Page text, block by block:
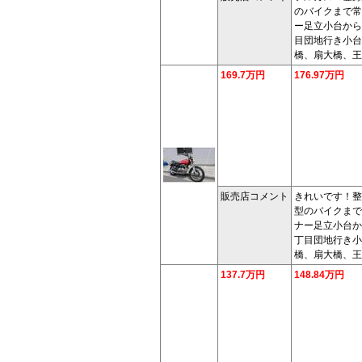
のバイクまで
ー足立小台か
目団地行き小
橋、扇大橋、
169.7万円
176.97万円
販売店コメント
きれいです！
型のバイクま
ナー足立小台
丁目団地行き
橋、扇大橋、
137.7万円
148.84万円